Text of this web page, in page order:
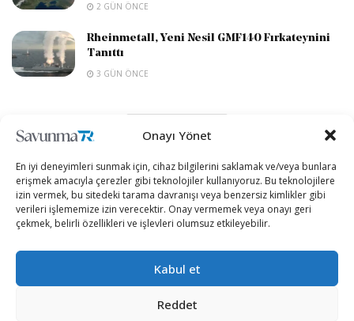
Onayı Yönet
En iyi deneyimleri sunmak için, cihaz bilgilerini saklamak ve/veya bunlara
erişmek amacıyla çerezler gibi teknolojiler kullanıyoruz. Bu teknolojilere
izin vermek, bu sitedeki tarama davranışı veya benzersiz kimlikler gibi
verileri işlememize izin verecektir. Onay vermemek veya onayı geri
çekmek, belirli özellikleri ve işlevleri olumsuz etkileyebilir.
Kabul et
Reddet
2 GÜN ÖNCE
Rheinmetall, Yeni Nesil GMF140 Fırkateynini
Tanıttı
3 GÜN ÖNCE